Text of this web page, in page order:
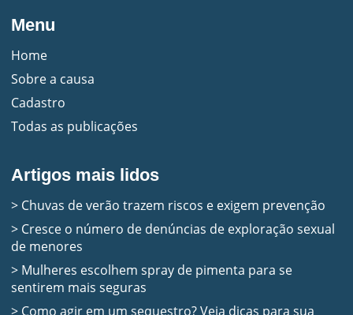
Menu
Home
Sobre a causa
Cadastro
Todas as publicações
Artigos mais lidos
> Chuvas de verão trazem riscos e exigem prevenção
> Cresce o número de denúncias de exploração sexual
de menores
> Mulheres escolhem spray de pimenta para se
sentirem mais seguras
> Como agir em um sequestro? Veja dicas para sua